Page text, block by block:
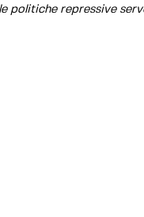
politiche repressive